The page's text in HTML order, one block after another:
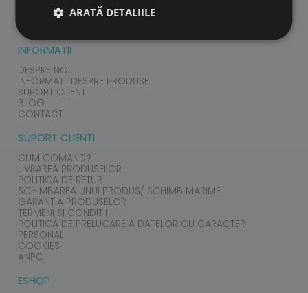
ACCESORII
INFORMATII
DESPRE NOI
INFORMATII DESPRE PRODUSE
SUPORT CLIENTI
BLOG
CONTACT
SUPORT CLIENTI
CUM COMAND?
LIVRAREA PRODUSELOR
POLITICA DE RETUR
SCHIMBAREA UNUI PRODUS/ SCHIMB MARIME
GARANTIA PRODUSELOR
TERMENI SI CONDITII
POLITICA DE PRELUCARE A DATELOR CU CARACTER
PERSONAL
COOKIES
ANPC
ESHOP
ARATĂ DETALIILE